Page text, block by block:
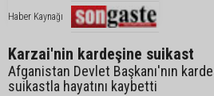
Haber Kaynağı
Karzai'nin kardeşine suikast
Afganistan Devlet Başkanı'nın
suikastla hayatını kaybetti